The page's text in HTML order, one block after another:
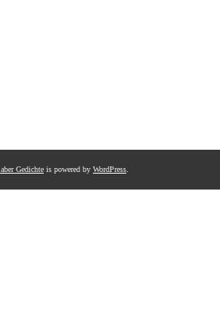
Gedichte is powered by WordPress